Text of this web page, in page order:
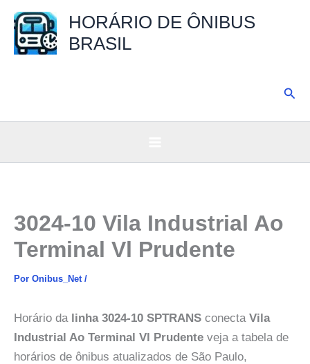
para
HORÁRIO DE ÔNIBUS
BRASIL
3024-10 Vila Industrial Ao
Terminal Vl Prudente
Por Onibus_Net /
Horário da linha 3024-10 SPTRANS conecta Vila
Industrial Ao Terminal Vl Prudente veja a tabela de
horários de ônibus atualizados de São Paulo,